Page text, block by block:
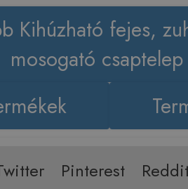
Kihúzható fejes,
mosogató csaptelep
Pinterest